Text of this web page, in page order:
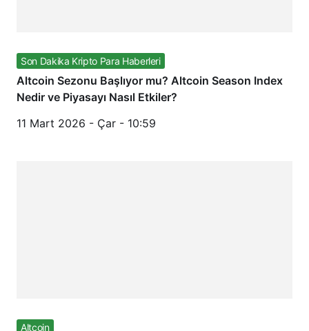
Son Dakika Kripto Para Haberleri
Altcoin Sezonu Başlıyor mu? Altcoin Season Index
Nedir ve Piyasayı Nasıl Etkiler?
11 Mart 2026 - Çar - 10:59
Altcoin